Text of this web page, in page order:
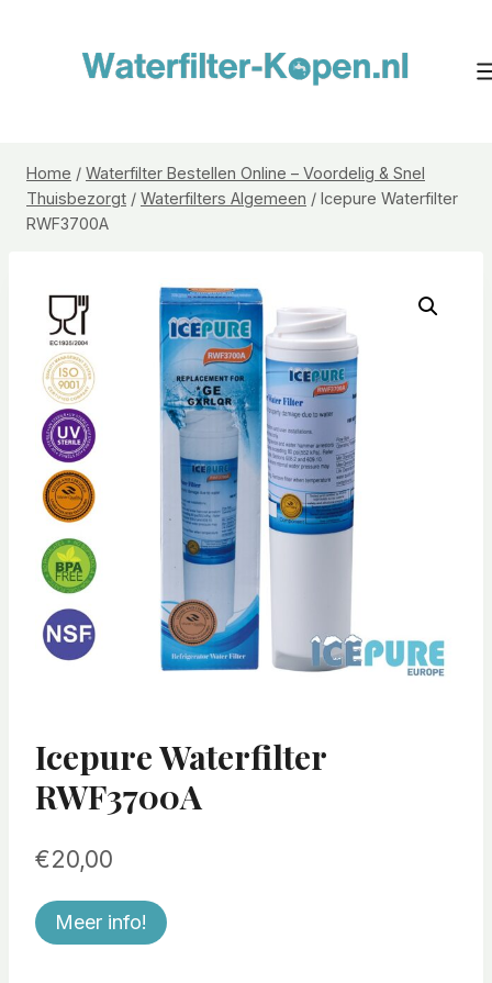
Home / Waterfilter Bestellen Online – Voordelig & Snel
Thuisbezorgt / Waterfilters Algemeen / Icepure Waterfilter
RWF3700A
Icepure Waterfilter
RWF3700A
€20,00
Meer info!